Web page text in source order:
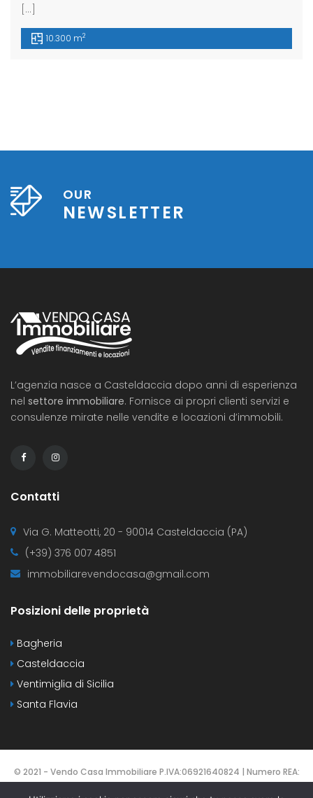
[…]
10.300 m2
OUR
NEWSLETTER
L’agenzia nasce a Casteldaccia dopo anni di esperienza
nel settore immobiliare. Fornisce ai propri clienti servizi e
consulenze mirate nelle vendite e locazioni d’immobili.
Contatti
Via G. Matteotti, 20 - 90014 Casteldaccia (PA)
(+39) 376 007 4851
immobiliarevendocasa@gmail.com
Posizioni delle proprietà
Bagheria
Casteldaccia
Ventimiglia di Sicilia
Santa Flavia
© 2021 - Vendo Casa Immobiliare P.IVA:06921640824 | Numero REA:
PA-425137 | DESIGNED BYWebvox.it